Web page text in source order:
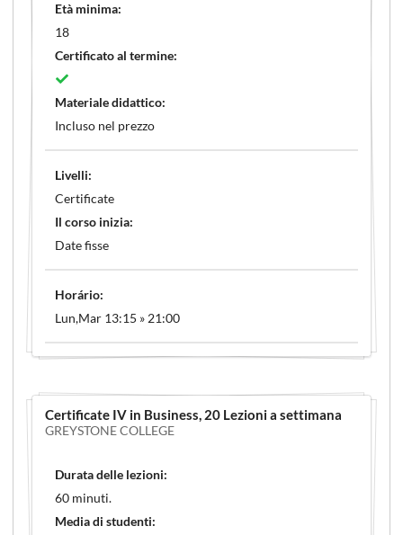
Età minima:
18
Certificato al termine:
Materiale didattico:
Incluso nel prezzo
Livelli:
Certificate
Il corso inizia:
Date fisse
Horário:
Lun,Mar 13:15 » 21:00
Certificate IV in Business, 20 Lezioni a settimana
GREYSTONE COLLEGE
Durata delle lezioni:
60 minuti.
Media di studenti: